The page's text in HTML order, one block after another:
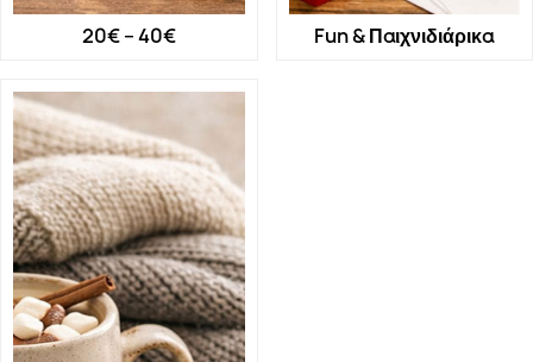
20€ – 40€ Fun & Παιχνιδιάρικα